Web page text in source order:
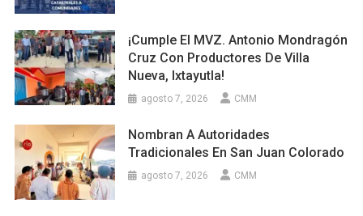
¡Cumple El MVZ. Antonio Mondragón
Cruz Con Productores De Villa
Nueva, Ixtayutla!
agosto 7, 2026 CMM
Nombran A Autoridades
Tradicionales En San Juan Colorado
agosto 7, 2026 CMM